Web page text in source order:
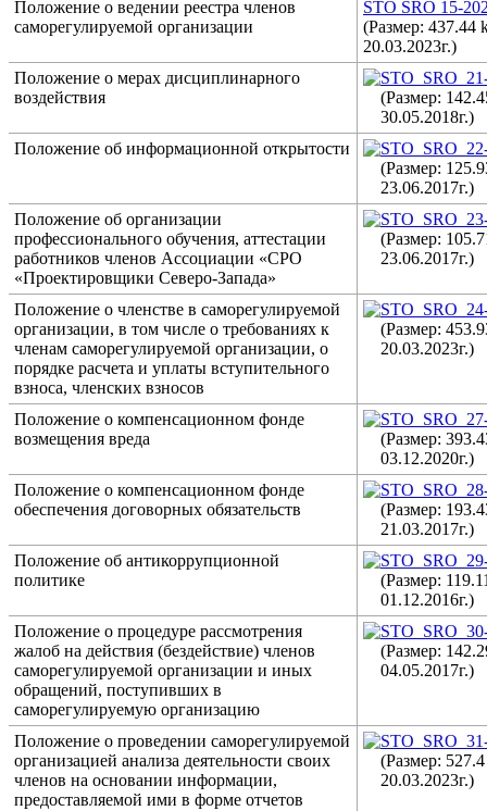
Положение о ведении реестра членов
саморегулируемой организации
STO SRO 15-
(Размер: 437.44
20.03.2023г.)
Положение о мерах дисциплинарного
воздействия
(Размер:
30.05.2018г.)
Положение об информационной открытости
(Размер:
23.06.2017г.)
Положение об организации
профессионального обучения, аттестации
работников членов Ассоциации «СРО
«Проектировщики Северо-Запада»
(Размер:
23.06.2017г.)
Положение о членстве в саморегулируемой
организации, в том числе о требованиях к
членам саморегулируемой организации, о
порядке расчета и уплаты вступительного
взноса, членских взносов
(Размер:
20.03.2023г.)
Положение о компенсационном фонде
возмещения вреда
(Размер:
03.12.2020г.)
Положение о компенсационном фонде
обеспечения договорных обязательств
(Размер:
21.03.2017г.)
Положение об антикоррупционной
политике
(Размер:
01.12.2016г.)
Положение о процедуре рассмотрения
жалоб на действия (бездействие) членов
саморегулируемой организации и иных
обращений, поступивших в
саморегулируемую организацию
(Размер:
04.05.2017г.)
Положение о проведении саморегулируемой
организацией анализа деятельности своих
членов на основании информации,
предоставляемой ими в форме отчетов
(Размер:
20.03.2023г.)